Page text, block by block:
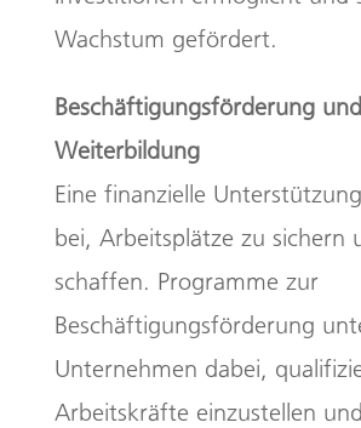
Wachstum gefördert.
Beschäftigungsförderung und
Weiterbildung
Eine finanzielle
bei, Arbeitsplätze zu sichern
schaffen. Programme zur
Beschäftigungsförderung
Unternehmen dabei,
Arbeitskräfte einzustellen und